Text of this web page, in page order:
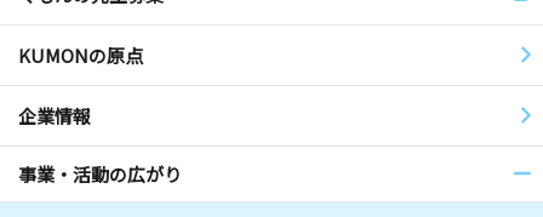
KUMONの原点
企業情報
事業・活動の広がり